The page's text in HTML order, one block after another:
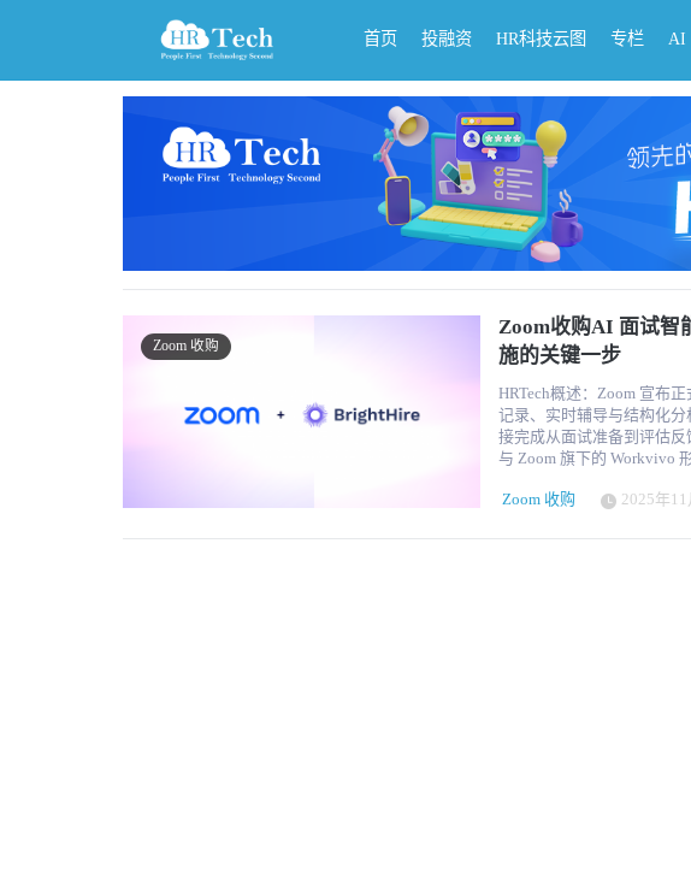
首页 投融资 HR科技云图 专栏 AI
Zoom 收购
Zoom收购AI 面试智
施的关键一步
HRTech概述：Zoom 宣布
记录、实时辅导与结构化分
接完成从面试准备到评估
与 Zoom 旗下的 Workvivo
智能平台 BrightHire，这项
关键的节点加码，无疑具有
Zoom 收购 2025年11